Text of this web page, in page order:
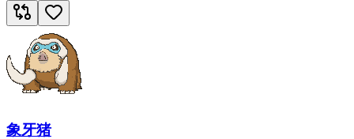
象牙猪